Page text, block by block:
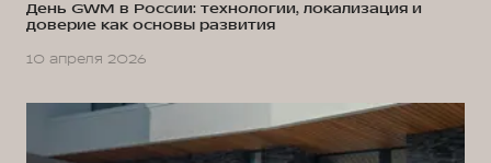
День GWM в России: технологии, локализация и
доверие как основы развития
10 апреля 2026